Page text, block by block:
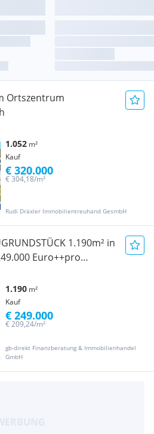
Ortszentrum
1.052 m²
Kauf
Rudi Dräxler Immobilientreuhand GesmbH
€ 304,18/m²
€ 320.000
1.190m² in
Euro++pro
1.190 m²
Kauf
gb-direkt Finanzberatung & Immobilienhandel
GmbH
€ 209,24/m²
€ 249.000